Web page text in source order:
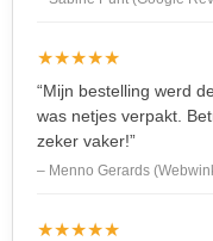
★★★★★
“Mijn bestelling werd
was netjes verpakt.
zeker vaker!”
– Menno Gerards
★★★★★